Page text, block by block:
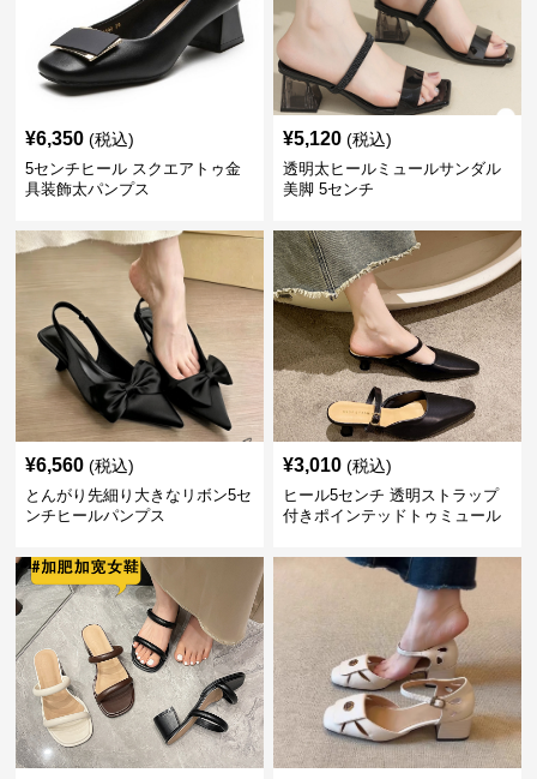
¥6,350 (税込)
5センチヒール スクエアトゥ金
具装飾太パンプス
¥5,120 (税込)
透明太ヒールミュールサンダル
美脚 5センチ
¥6,560 (税込)
とんがり先細り大きなリボン5セ
ンチヒールパンプス
¥3,010 (税込)
ヒール5センチ 透明ストラップ
付きポインテッドトゥミュール